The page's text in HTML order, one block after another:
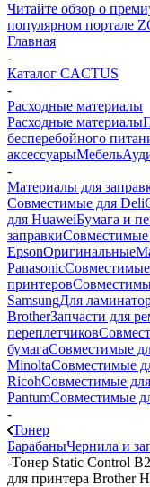
Читайте обзор о
популярном портале
Главная
-
Каталог CACTUS
-
Расходные материалы
Расходные материалы
бесперебойного
аксессуарыМебель
-
Материалы для
Совместимые для Deli
для HuaweiБумага и
заправкиСовместимые
EpsonОригинальные
PanasonicСовместимые
принтеров
SamsungДля
BrotherЗапчасти для
переплетчиков
бумагаСовместимые
MinoltaСовместимые
RicohСовместимые
PantumСовместимые
-
Тонер
БарабаныЧернила и
-Тонер Static Control
для принтера Brother